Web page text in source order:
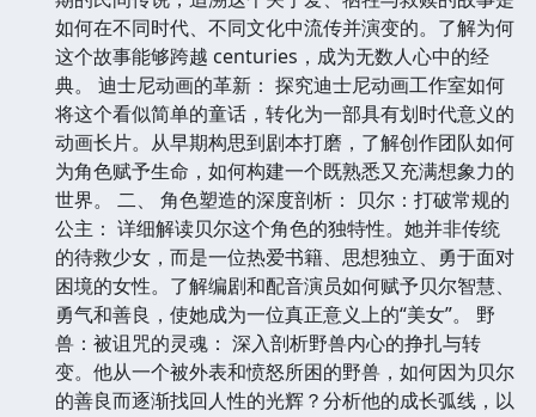
如何在不同时代、不同文化中流传并演变的。了解为何
这个故事能够跨越 centuries，成为无数人心中的经
典。 迪士尼动画的革新： 探究迪士尼动画工作室如何
将这个看似简单的童话，转化为一部具有划时代意义的
动画长片。从早期构思到剧本打磨，了解创作团队如何
为角色赋予生命，如何构建一个既熟悉又充满想象力的
世界。 二、 角色塑造的深度剖析： 贝尔：打破常规的
公主： 详细解读贝尔这个角色的独特性。她并非传统
的待救少女，而是一位热爱书籍、思想独立、勇于面对
困境的女性。了解编剧和配音演员如何赋予贝尔智慧、
勇气和善良，使她成为一位真正意义上的“美女”。 野
兽：被诅咒的灵魂： 深入剖析野兽内心的挣扎与转
变。他从一个被外表和愤怒所困的野兽，如何因为贝尔
的善良而逐渐找回人性的光辉？分析他的成长弧线，以